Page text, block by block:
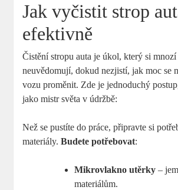
Jak vyčistit strop
efektivně
Čistění stropu auta je úkol, který si
neuvědomují, dokud nezjistí, jak moc se
vozu proměnit. Zde je jednoduchý
jako mistr světa v údržbě:
Než se pustíte do práce, připravte si
materiály.Budete potřebovat:
Mikrovlakno utěrky –
materiálům.